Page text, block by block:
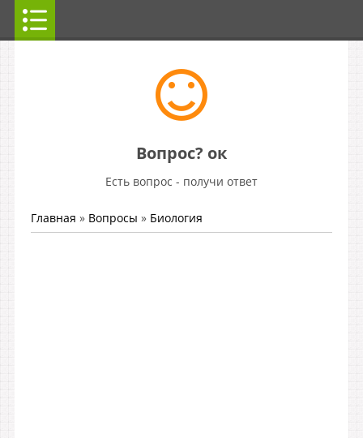
Вопрос? ок
Есть вопрос - получи ответ
Главная » Вопросы » Биология